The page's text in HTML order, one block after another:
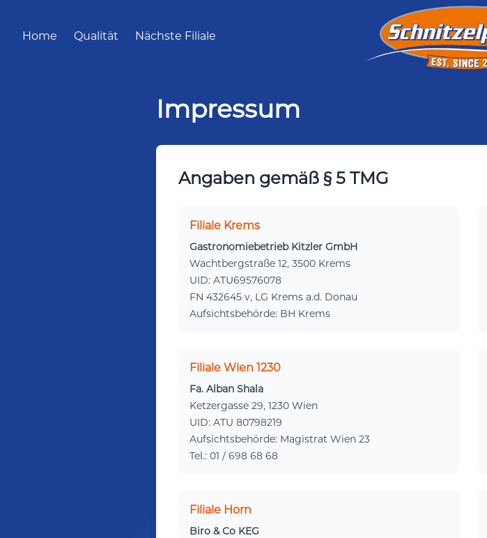
Home Qualität Nächste Filiale
Impressum
Angaben gemäß § 5 TMG
Filiale Krems
Gastronomiebetrieb Kitzler GmbH
Wachtbergstraße 12, 3500 Krems
UID: ATU69576078
FN 432645 v, LG Krems a.d. Donau
Aufsichtsbehörde: BH Krems
Filiale Wien 1230
Fa. Alban Shala
Ketzergasse 29, 1230 Wien
UID: ATU 80798219
Aufsichtsbehörde: Magistrat Wien 23
Tel.: 01 / 698 68 68
Filiale Horn
Biro & Co KEG